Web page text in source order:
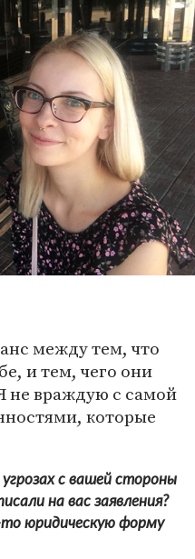
между тем, что
и тем, чего они
не враждую с самой
которые
с вашей стороны
на вас заявления?
юридическую форму